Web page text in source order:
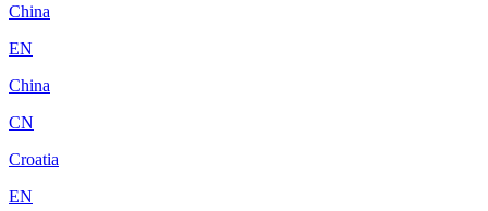
China
EN
China
CN
Croatia
EN